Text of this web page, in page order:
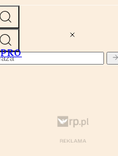
PRO